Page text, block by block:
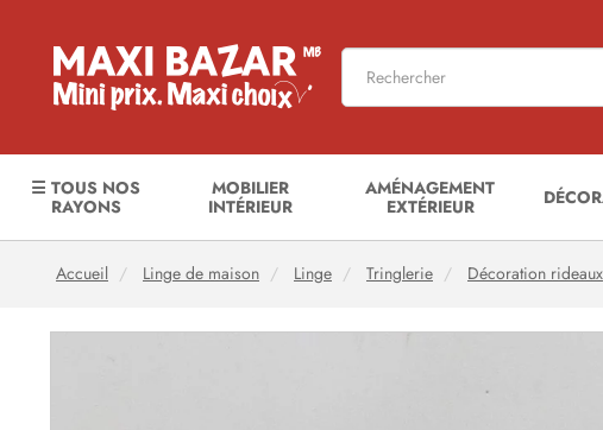
☰ TOUS NOS
RAYONS
MOBILIER
INTÉRIEUR
AMÉNAGEMENT
EXTÉRIEUR
Accueil Linge de maison Linge Tringlerie Décoration rideaux